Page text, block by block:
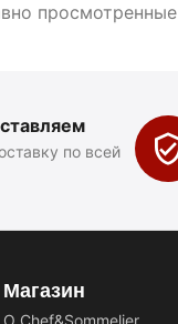
просмотренные
по всей
Магазин
О Chef&Sommelier